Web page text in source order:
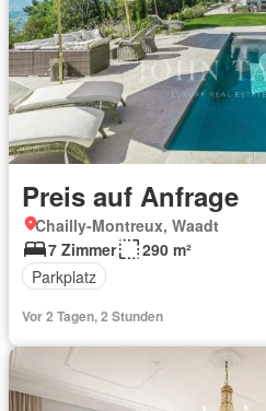
Preis auf Anfrage
Chailly-Montreux, Waadt
7 Zimmer
290 m²
Parkplatz
Vor 2 Tagen, 2 Stunden